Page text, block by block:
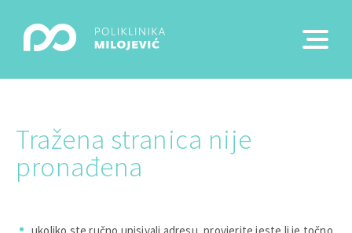
Tražena stranica nije
pronađena